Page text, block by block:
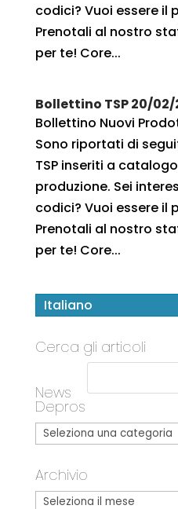
codici? Vuoi essere il
Prenotali al nostro
per te! Core...
Bollettino TSP 20/02/
Bollettino Nuovi
Sono riportati di
TSP inseriti a
produzione. Sei
codici? Vuoi essere il
Prenotali al nostro
per te! Core...
Italiano
Cerca gli articoli
News
Depros
Archivio